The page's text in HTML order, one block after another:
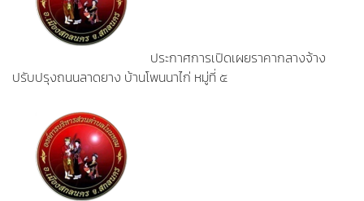
ประกาศการเปิดเผยราคากลางจ้าง
ปรับปรุงถนนลาดยาง บ้านโพนนาไก่ หมู่ที่ ๕